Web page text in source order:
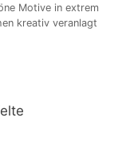
Motive in extrem
kreativ veranlagt